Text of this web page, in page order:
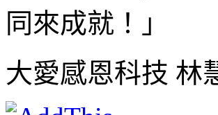
同來成就！」
大愛感恩科技 林